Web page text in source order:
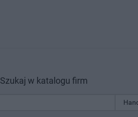
Szukaj w katalogu firm